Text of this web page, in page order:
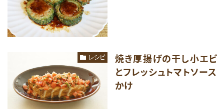
レシピ
焼き厚揚げの干し小エビ
とフレッシュトマトソース
かけ